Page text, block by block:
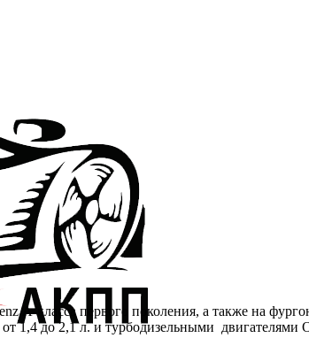
А-класса первого поколения, а также на
1,4 до 2,1 л. и турбодизельными